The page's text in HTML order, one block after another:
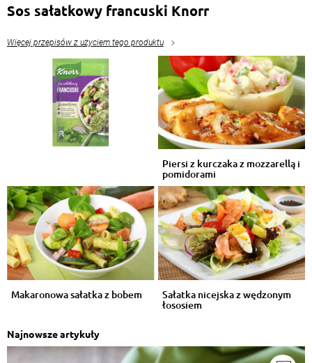
Sos sałatkowy francuski Knorr
Więcej przepisów z użyciem tego produktu
Piersi z kurczaka z mozzarellą i
pomidorami
Makaronowa sałatka z bobem Sałatka nicejska z wędzonym
łososiem
Najnowsze artykuły